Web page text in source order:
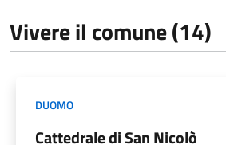
Vivere il comune (14)
DUOMO
Cattedrale di San Nicolò